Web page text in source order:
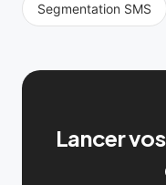
Segmentation SMS
Lancer